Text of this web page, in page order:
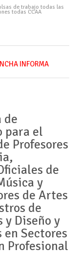
de trabajo todas las
todas CCAA
INFORMA
de
para el
Profesores
de
y
de Artes
de
y Diseño y
en Sectores
Profesional